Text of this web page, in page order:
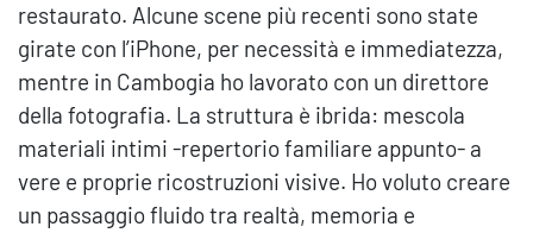
restaurato. Alcune scene più recenti sono state
girate con l’iPhone, per necessità e immediatezza,
mentre in Cambogia ho lavorato con un direttore
della fotografia. La struttura è ibrida: mescola
materiali intimi -repertorio familiare appunto- a
vere e proprie ricostruzioni visive. Ho voluto creare
un passaggio fluido tra realtà, memoria e